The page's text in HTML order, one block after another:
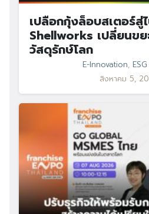
เปลือกกุ้งล็อบสเตอร์สู่
Shellworks เปลี่ยนขย
วัสดุรักษ์โลก
E-Innovation,
สิงหาคม 5,